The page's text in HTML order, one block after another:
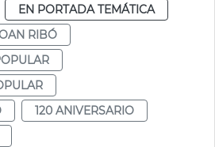
EN PORTADA TEMÁTICA
RIBÓ
120 ANIVERSARIO